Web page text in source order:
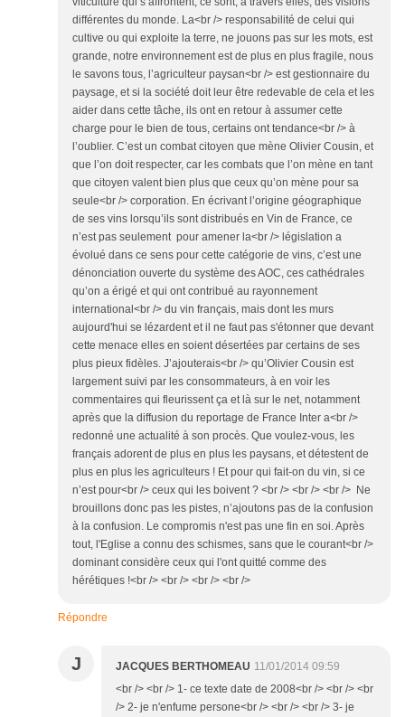
différentes du monde. La<br /> responsabilité de celui qui
cultive ou qui exploite la terre, ne jouons pas sur les mots, est
grande, notre environnement est de plus en plus fragile, nous
le savons tous, l’agriculteur paysan<br /> est gestionnaire du
paysage, et si la société doit leur être redevable de cela et les
aider dans cette tâche, ils ont en retour à assumer cette
charge pour le bien de tous, certains ont tendance<br /> à
l’oublier. C’est un combat citoyen que mène Olivier Cousin, et
que l’on doit respecter, car les combats que l’on mène en tant
que citoyen valent bien plus que ceux qu’on mène pour sa
seule<br /> corporation. En écrivant l’origine géographique
de ses vins lorsqu’ils sont distribués en Vin de France, ce
n’est pas seulement pour amener la<br /> législation a
évolué dans ce sens pour cette catégorie de vins, c’est une
dénonciation ouverte du système des AOC, ces cathédrales
qu’on a érigé et qui ont contribué au rayonnement
international<br /> du vin français, mais dont les murs
aujourd'hui se lézardent et il ne faut pas s'étonner que devant
cette menace elles en soient désertées par certains de ses
plus pieux fidèles. J’ajouterais<br /> qu’Olivier Cousin est
largement suivi par les consommateurs, à en voir les
commentaires qui fleurissent ça et là sur le net, notamment
après que la diffusion du reportage de France Inter a<br />
redonné une actualité à son procès. Que voulez-vous, les
français adorent de plus en plus les paysans, et détestent de
plus en plus les agriculteurs ! Et pour qui fait-on du vin, si ce
n’est pour<br /> ceux qui les boivent ? <br /> <br /> <br /> Ne
brouillons donc pas les pistes, n’ajoutons pas de la confusion
à la confusion. Le compromis n'est pas une fin en soi. Après
tout, l'Eglise a connu des schismes, sans que le courant<br />
dominant considère ceux qui l'ont quitté comme des
hérétiques !<br /> <br /> <br /> <br />
Répondre
J JACQUES BERTHOMEAU 11/01/2014 09:59
<br /> <br /> 1- ce texte date de 2008<br /> <br /> <br
/> 2- je n'enfume persone<br /> <br /> <br /> 3- je